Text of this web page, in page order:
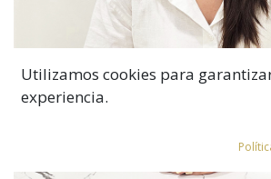
Utilizamos cookies para
experiencia.